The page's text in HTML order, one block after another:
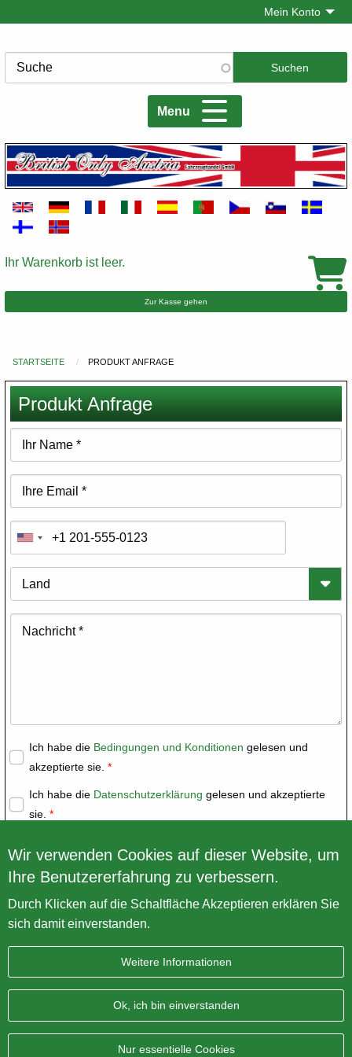
zum
Mein Konto
Suche
Menu
Warenkorb
Ihr Warenkorb ist leer.
Zur Kasse gehen
Du
bist
hier
STARTSEITE PRODUKT ANFRAGE
Produkt Anfrage
Ihr
Ihre
Telefonnummer
Land
Ich habe die Bedingungen und Konditionen gelesen und
akzeptierte sie.
Ich habe die Datenschutzerklärung gelesen und akzeptierte
sie.
Impressum Datenschutz Sitemap AGB
BRITISH Only Austria Fahrzeughandel GmbH| A-4643
Pettenbach | Pühret 1
+43 7586 744 610| E-Mail:office@vintage-
Wir verwenden Cookies auf dieser Website, um
Ihre Benutzererfahrung zu verbessern.
Durch Klicken auf die Schaltfläche Akzeptieren erklären Sie
sich damit einverstanden.
Weitere Informationen
Ok, ich bin einverstanden
Nur essentielle Cookies